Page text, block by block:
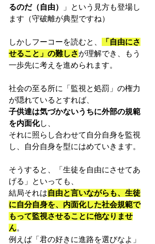
るのだ（自由）
」という見方も登場し
ます（守破離が典型ですね）
しかしフーコーを読むと、
「自由にさ
せること」の難しさが理解でき、もう
一歩先に考えを進められます。
社会の至る所に「監視と処罰」の権力
が隠れているとすれば、
子供達は気づかないうちに外部の規範
を内面化し、
それに照らし合わせて自分自身を監視
し、自分自身を型にはめていきます。
そうすると、「生徒を自由にさせてあ
げる」といっても、
結局それは自由と言いながらも、生徒
に自分自身を、内面化した社会規範で
もって監視させることに他なりませ
ん。
例えば「君の好きに進路を選びなよ」